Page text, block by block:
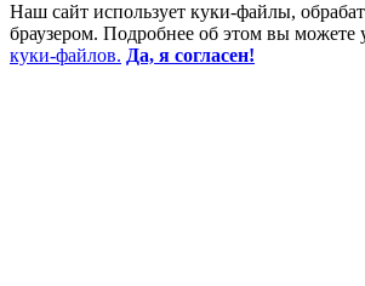
Наш сайт использует куки-файлы,
браузером. Подробнее об этом вы можете
куки-файлов. Да, я согласен!